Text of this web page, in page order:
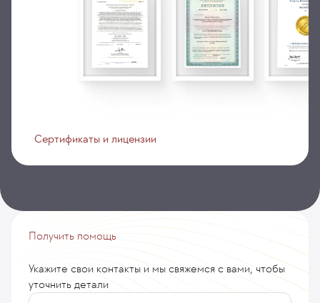
Сертификаты и лицензии
Получить помощь
Укажите свои контакты и мы свяжемся с вами, чтобы
уточнить детали